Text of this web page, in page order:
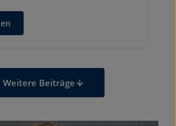
Weitere Beiträge